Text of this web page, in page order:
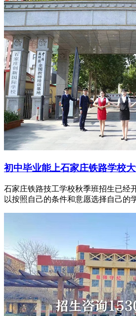
初中毕业能上石家庄铁路学校
石家庄铁路技工学校秋季班招生已经
以按照自己的条件和意愿选择自己的